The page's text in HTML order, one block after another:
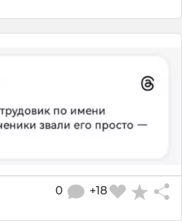
+18
0